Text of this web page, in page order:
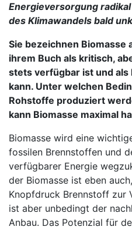
Energieversorgung
des Klimawandels bald
Sie bezeichnen Biomasse
ihrem Buch als kritisch,
stets verfügbar ist und als
kann. Unter welchen
Rohstoffe produziert
kann Biomasse maximal
Biomasse wird eine
fossilen Brennstoffen und
verfügbarer Energie
der Biomasse ist eben
Knopfdruck Brennstoff zur
ist aber unbedingt der
Anbau. Das Potenzial für